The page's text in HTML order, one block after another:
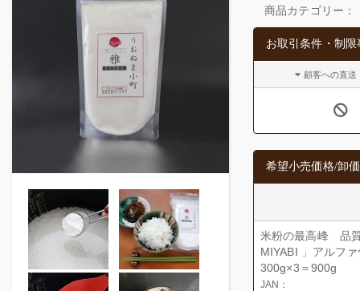
商品カテゴリー：
お取引条件・制限
顧客への直送
希望小売価格/卸
米粉の最高峰 品
MIYABI 」アルフ
300g×3＝900g
JAN：